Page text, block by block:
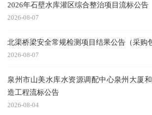
2026年石壁水库灌区综合整治项目流标公告
2026-08-07
北渠桥梁安全常规检测项目结果公告（采购
2026-08-07
泉州市山美水库水资源调配中心泉州大厦
造工程流标公告
2026-08-04